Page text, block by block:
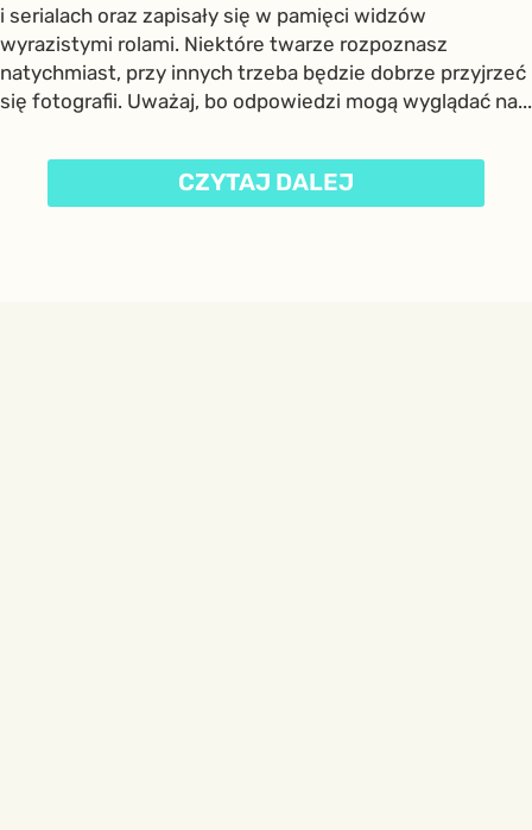
i serialach oraz zapisały się w pamięci widzów
wyrazistymi rolami. Niektóre twarze rozpoznasz
natychmiast, przy innych trzeba będzie dobrze przyjrzeć
się fotografii. Uważaj, bo odpowiedzi mogą wyglądać na...
CZYTAJ DALEJ